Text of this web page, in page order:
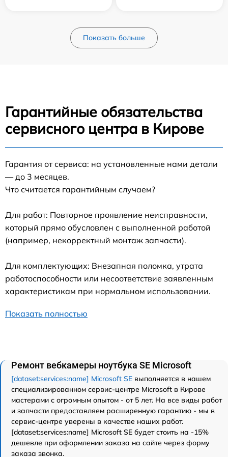
Показать больше
Гарантийные обязательства
сервисного центра в Кирове
Гарантия от сервиса: на установленные нами детали
— до 3 месяцев.
Что считается гарантийным случаем?
Для работ: Повторное проявление неисправности,
который прямо обусловлен с выполненной работой
(например, некорректный монтаж запчасти).
Для комплектующих: Внезапная поломка, утрата
работоспособности или несоответствие заявленным
характеристикам при нормальном использовании.
Показать полностью
Ремонт вебкамеры ноутбука SE Microsoft
[dataset:services:name] Microsoft SE выполняется в нашем
специализированном сервис-центре Microsoft в Кирове
мастерами с огромным опытом - от 5 лет. На все виды работ
и запчасти предоставляем расширенную гарантию - мы в
сервис-центре уверены в качестве наших работ.
[dataset:services:name] Microsoft SE будет стоить на -15%
дешевле при оформлении заказа на сайте через форму
заказа звонка.